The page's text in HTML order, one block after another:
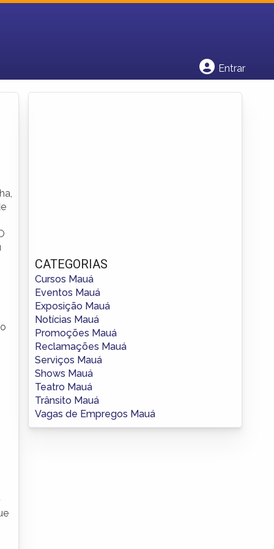
Entrar
CATEGORIAS
Cursos Mauá
Eventos Mauá
Exposição Mauá
Notícias Mauá
Promoções Mauá
Reclamações Mauá
Serviços Mauá
Shows Mauá
Teatro Mauá
Trânsito Mauá
Vagas de Empregos Mauá